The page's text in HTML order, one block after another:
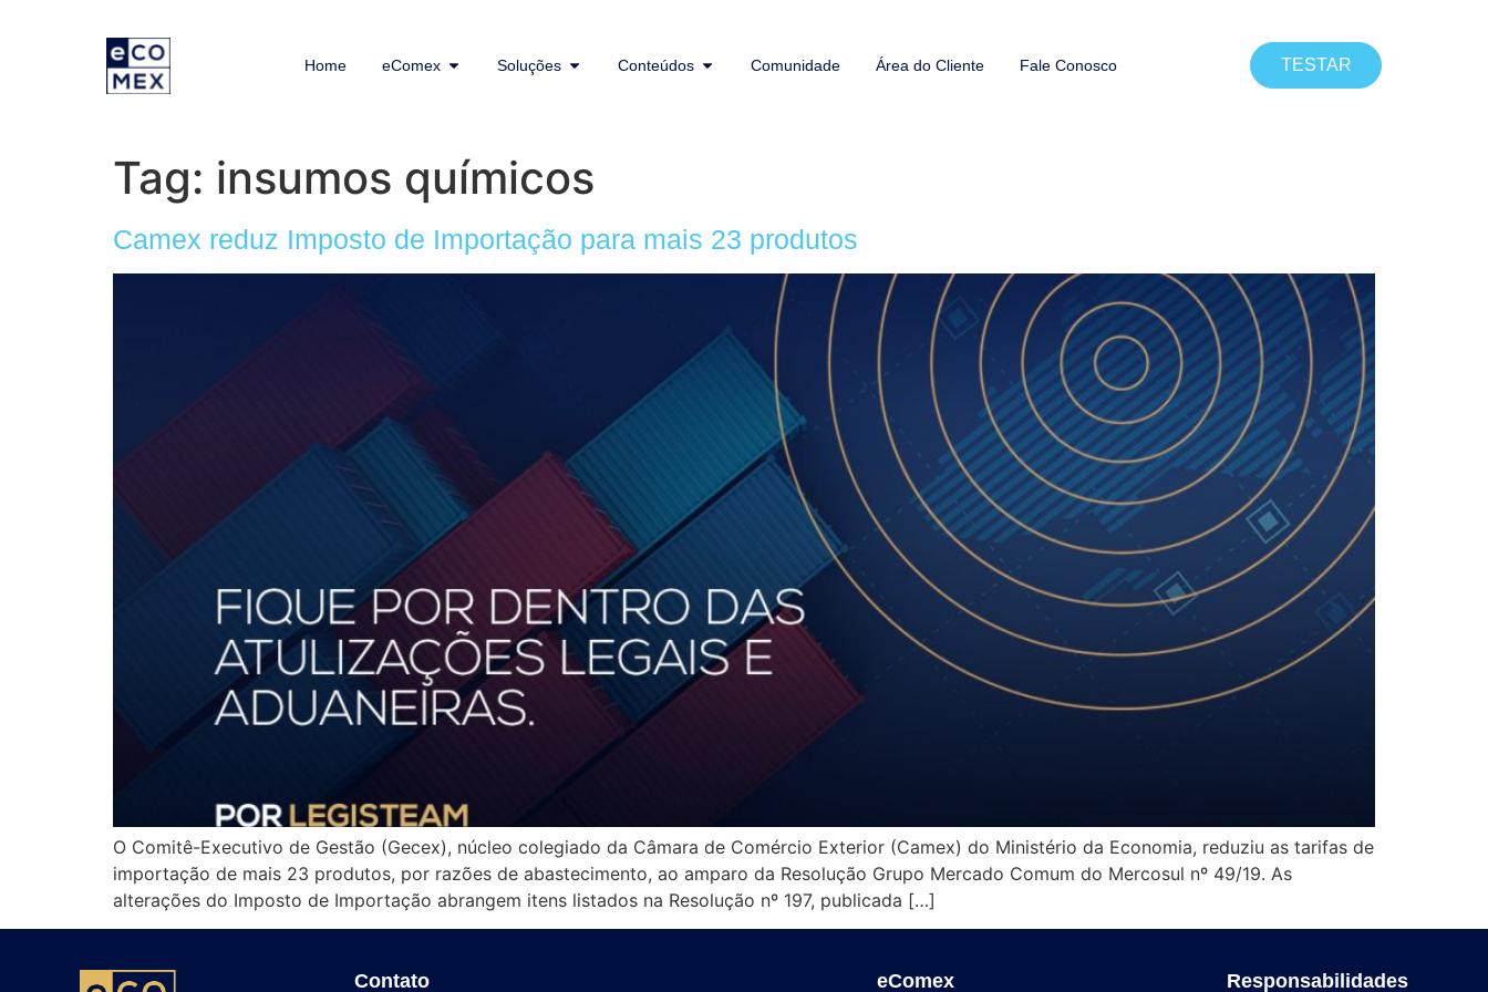
Home eComex Soluções Conteúdos Comunidade Área do Cliente Fale Conosco TESTAR
Tag: insumos químicos
Camex reduz Imposto de Importação para mais 23 produtos
O Comitê-Executivo de Gestão (Gecex), núcleo colegiado da Câmara de Comércio Exterior (Camex) do Ministério da Economia, reduziu as tarifas de
importação de mais 23 produtos, por razões de abastecimento, ao amparo da Resolução Grupo Mercado Comum do Mercosul nº 49/19. As
alterações do Imposto de Importação abrangem itens listados na Resolução nº 197, publicada […]
Contato eComex Responsabilidades